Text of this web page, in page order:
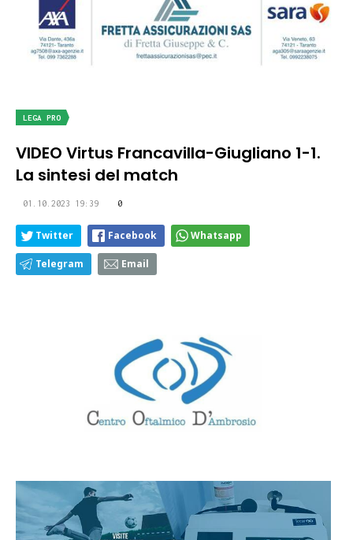
LEGA PRO
VIDEO Virtus Francavilla-Giugliano 1-1.
La sintesi del match
01.10.2023 19:39 0
Twitter Facebook Whatsapp
Telegram Email